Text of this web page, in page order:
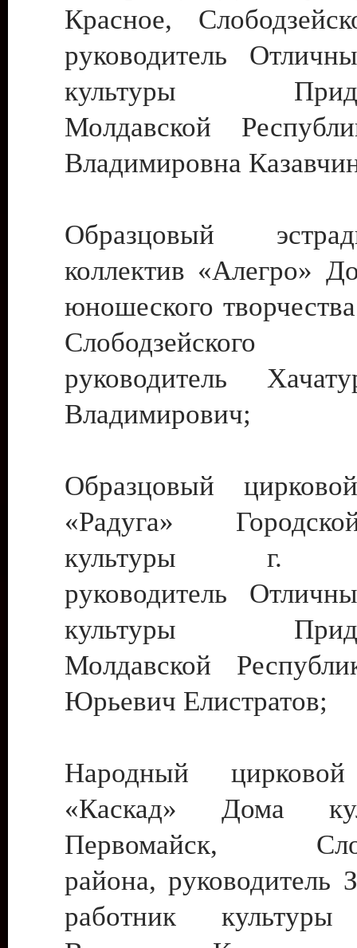
Красное,
руководитель
культуры
Молдавской
Владимировна
Образцовый
коллектив «Алегро»
юношеского
руководитель
Владимирович;
Образцовый
«Радуга»
культуры г.
руководитель
культуры
Молдавской
Юрьевич Елистратов;
Народный цирковой
«Каскад» Дома
Первомайск,
района, руководитель
работник культуры